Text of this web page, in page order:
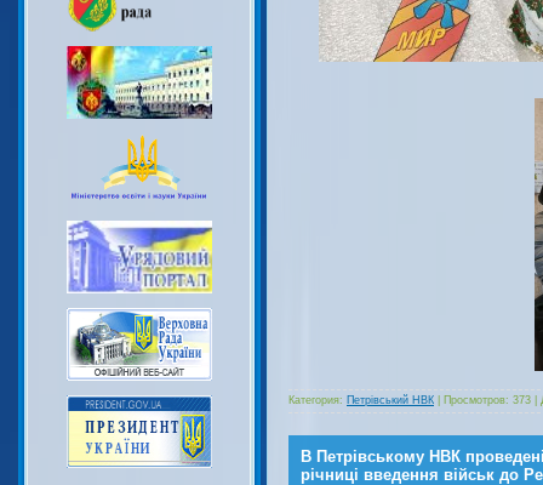
Категория: Петрівський НВК Просмотров: 373
В Петрівському НВК
річниці введення військ до